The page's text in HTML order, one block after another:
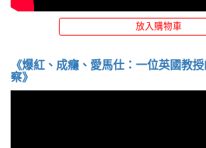
放入購物車
《爆紅、成癮、愛馬仕：一位英國教
察》